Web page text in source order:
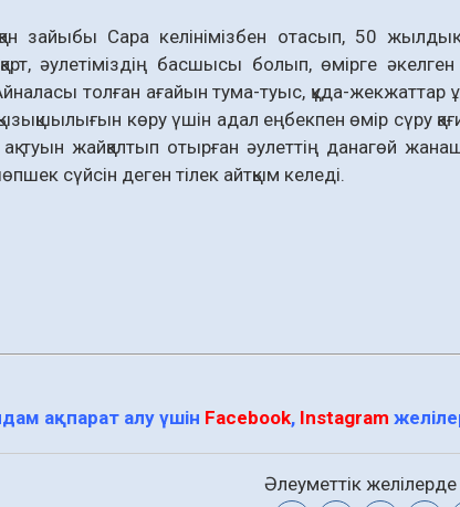
зайыбы Сара келінімізбен отасып, 50
әулетіміздің басшысы болып, өмірге
толған ағайын тума-туыс, құда-жекжаттар
қызықшылығын көру үшін адал еңбекпен өмір сүру
туын жайқалтып отырған әулеттің данагөй
сүйсін деген тілек айтқым келеді.
ақпарат алу үшін Facebook, Instagram
Әлеуметтік желілерде